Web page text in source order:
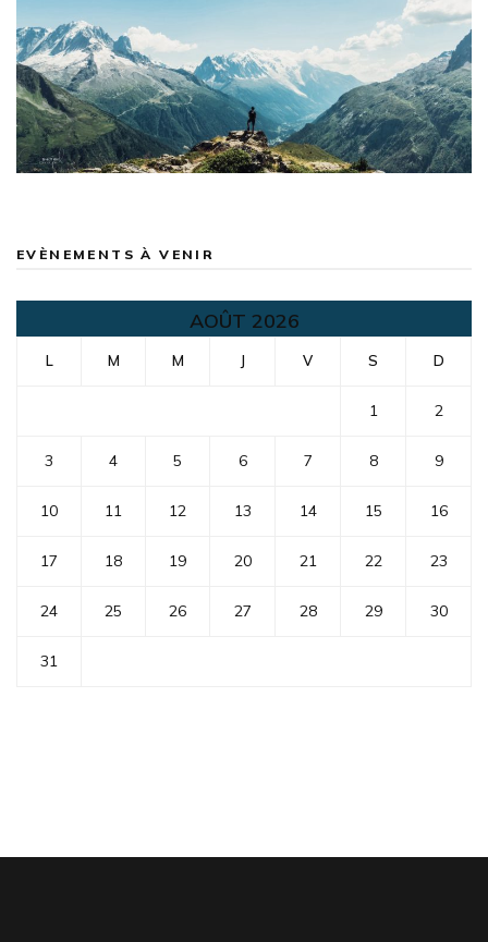
EVÈNEMENTS À VENIR
AOÛT 2026
L M M J V S D
1 2
3 4 5 6 7 8 9
10 11 12 13 14 15 16
17 18 19 20 21 22 23
24 25 26 27 28 29 30
31